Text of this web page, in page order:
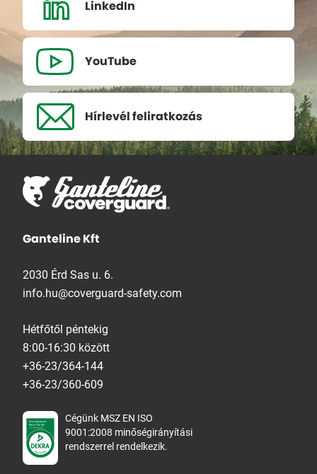
LinkedIn
YouTube
Hírlevél feliratkozás
Ganteline Kft
2030 Érd Sas u. 6.
info.hu@coverguard-safety.com
Hétfőtől péntekig
8:00-16:30 között
+36-23/364-144
+36-23/360-609
Cégünk MSZ EN ISO
9001:2008 minőségirányítási
rendszerrel rendelkezik.